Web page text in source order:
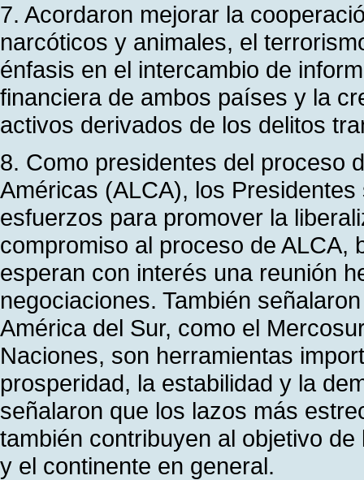
7. Acordaron mejorar la
narcóticos y animales, el
énfasis en el intercambio de
financiera de ambos países y la
activos derivados de los delitos
8. Como presidentes del proceso
Américas (ALCA), los
esfuerzos para promover la
compromiso al proceso de ALCA,
esperan con interés una reunión
negociaciones. También
América del Sur, como el
Naciones, son herramientas
prosperidad, la estabilidad y la
señalaron que los lazos más
también contribuyen al objetivo
y el continente en general.